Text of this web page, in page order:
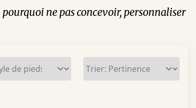
ne pas concevoir, personnaliser